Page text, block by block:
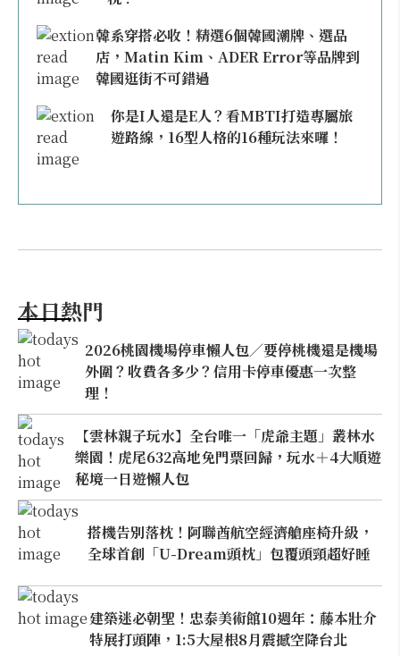
韓系穿搭必收！精選6個韓國潮牌、選品
店，Matin Kim、ADER Error等品牌到
韓國逛街不可錯過
你是I人還是E人？看MBTI打造專屬旅
遊路線，16型人格的16種玩法來囉！
本日熱門
2026桃園機場停車懶人包／要停桃機還是機場
外圍？收費各多少？信用卡停車優惠一次整
理！
【雲林親子玩水】全台唯一「虎爺主題」叢林水
樂園！虎尾632高地免門票回歸，玩水＋4大順遊
秘境一日遊懶人包
搭機告別落枕！阿聯酋航空經濟艙座椅升級，
全球首創「U-Dream頭枕」包覆頭頸超好睡
建築迷必朝聖！忠泰美術館10週年：藤本壯介
特展打頭陣，1:5大屋根8月震撼空降台北